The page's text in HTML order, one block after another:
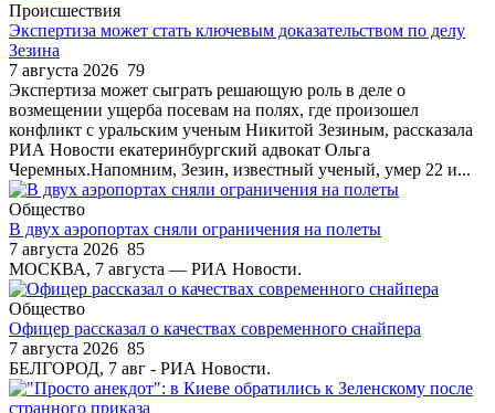
Происшествия
Экспертиза может стать ключевым доказательством по делу
Зезина
7 августа 2026 79
Экспертиза может сыграть решающую роль в деле о
возмещении ущерба посевам на полях, где произошел
конфликт с уральским ученым Никитой Зезиным, рассказала
РИА Новости екатеринбургский адвокат Ольга
Черемных.Напомним, Зезин, известный ученый, умер 22 и...
Общество
В двух аэропортах сняли ограничения на полеты
7 августа 2026 85
МОСКВА, 7 августа — РИА Новости.
Общество
Офицер рассказал о качествах современного снайпера
7 августа 2026 85
БЕЛГОРОД, 7 авг - РИА Новости.